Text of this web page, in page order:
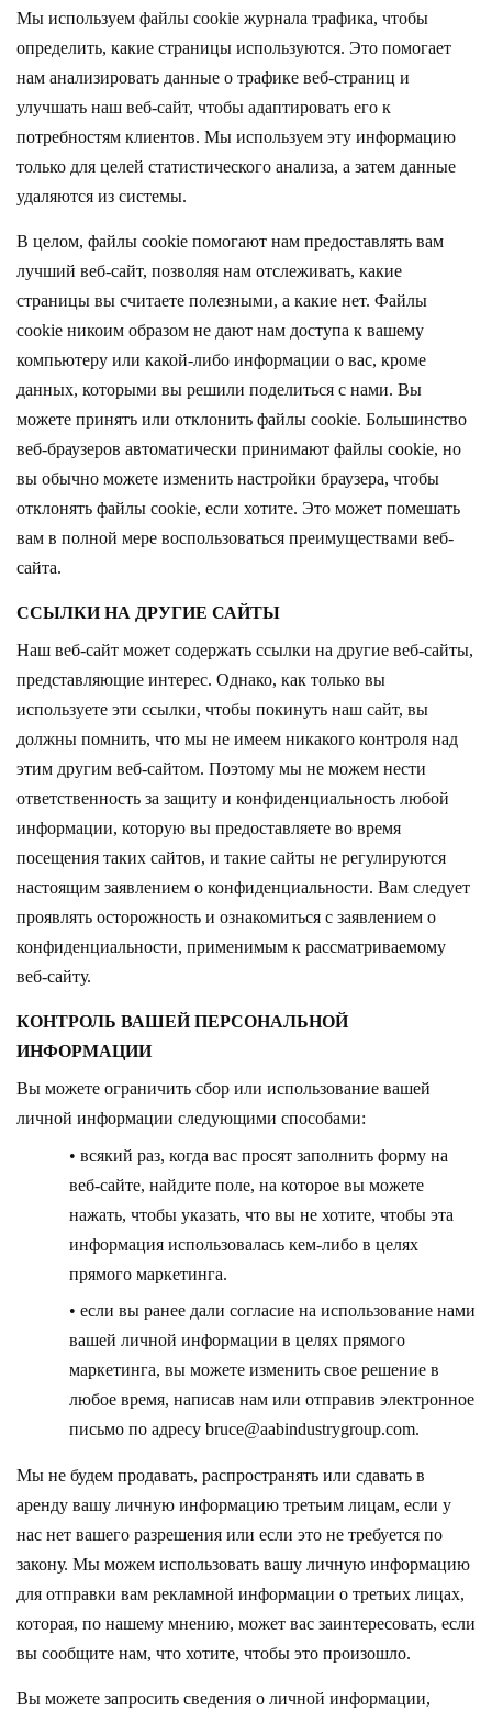
Мы используем файлы cookie журнала трафика, чтобы
определить, какие страницы используются. Это помогает
нам анализировать данные о трафике веб-страниц и
улучшать наш веб-сайт, чтобы адаптировать его к
потребностям клиентов. Мы используем эту информацию
только для целей статистического анализа, а затем данные
удаляются из системы.
В целом, файлы cookie помогают нам предоставлять вам
лучший веб-сайт, позволяя нам отслеживать, какие
страницы вы считаете полезными, а какие нет. Файлы
cookie никоим образом не дают нам доступа к вашему
компьютеру или какой-либо информации о вас, кроме
данных, которыми вы решили поделиться с нами. Вы
можете принять или отклонить файлы cookie. Большинство
веб-браузеров автоматически принимают файлы cookie, но
вы обычно можете изменить настройки браузера, чтобы
отклонять файлы cookie, если хотите. Это может помешать
вам в полной мере воспользоваться преимуществами веб-
сайта.
ССЫЛКИ НА ДРУГИЕ САЙТЫ
Наш веб-сайт может содержать ссылки на другие веб-сайты,
представляющие интерес. Однако, как только вы
используете эти ссылки, чтобы покинуть наш сайт, вы
должны помнить, что мы не имеем никакого контроля над
этим другим веб-сайтом. Поэтому мы не можем нести
ответственность за защиту и конфиденциальность любой
информации, которую вы предоставляете во время
посещения таких сайтов, и такие сайты не регулируются
настоящим заявлением о конфиденциальности. Вам следует
проявлять осторожность и ознакомиться с заявлением о
конфиденциальности, применимым к рассматриваемому
веб-сайту.
КОНТРОЛЬ ВАШЕЙ ПЕРСОНАЛЬНОЙ
ИНФОРМАЦИИ
Вы можете ограничить сбор или использование вашей
личной информации следующими способами:
• всякий раз, когда вас просят заполнить форму на
веб-сайте, найдите поле, на которое вы можете
нажать, чтобы указать, что вы не хотите, чтобы эта
информация использовалась кем-либо в целях
прямого маркетинга.
• если вы ранее дали согласие на использование нами
вашей личной информации в целях прямого
маркетинга, вы можете изменить свое решение в
любое время, написав нам или отправив электронное
письмо по адресу bruce@aabindustrygroup.com.
Мы не будем продавать, распространять или сдавать в
аренду вашу личную информацию третьим лицам, если у
нас нет вашего разрешения или если это не требуется по
закону. Мы можем использовать вашу личную информацию
для отправки вам рекламной информации о третьих лицах,
которая, по нашему мнению, может вас заинтересовать, если
вы сообщите нам, что хотите, чтобы это произошло.
Вы можете запросить сведения о личной информации,